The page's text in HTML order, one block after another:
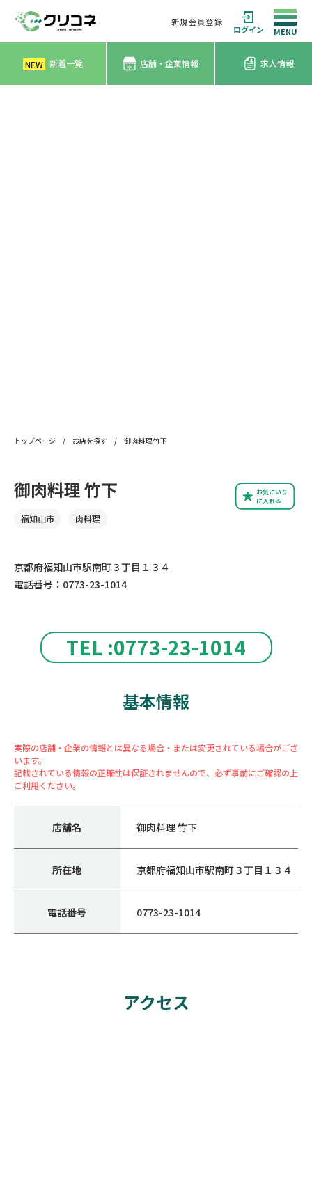
新規会員登録
ログイン
NEW 新着一覧 店舗・企業情報 求人情報
トップページ / お店を探す / 御肉料理 竹下
TEL :0773-23-1014
お気にいり
に入れる
御肉料理 竹下
福知山市 肉料理
京都府福知山市駅南町３丁目１３４
電話番号：0773-23-1014
基本情報
実際の店舗・企業の情報とは異なる場合・または変更されている場合がござ
います。
記載されている情報の正確性は保証されませんので、必ず事前にご確認の上
ご利用ください。
店舗名 御肉料理 竹下
所在地 京都府福知山市駅南町３丁目１３４
電話番号 0773-23-1014
アクセス